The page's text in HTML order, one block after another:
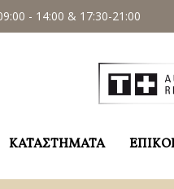
- 14:00 & 17:30-21:00
ΚΑΤΑΣΤΗΜΑΤΑ